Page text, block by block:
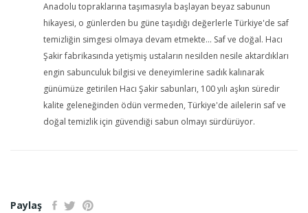
Anadolu topraklarına taşımasıyla başlayan beyaz sabunun
hikayesi, o günlerden bu güne taşıdığı değerlerle Türkiye'de saf
temizliğin simgesi olmaya devam etmekte... Saf ve doğal. Hacı
Şakir fabrikasında yetişmiş ustaların nesilden nesile aktardıkları
engin sabunculuk bilgisi ve deneyimlerine sadık kalınarak
günümüze getirilen Hacı Şakir sabunları, 100 yılı aşkın süredir
kalite geleneğinden ödün vermeden, Türkiye'de ailelerin saf ve
doğal temizlik için güvendiği sabun olmayı sürdürüyor.
Paylaş